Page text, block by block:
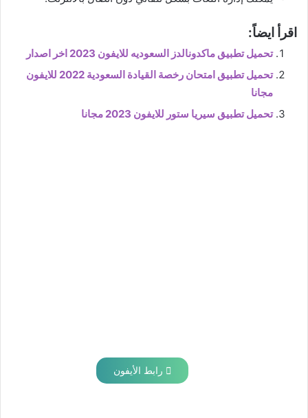
اقرأ ايضاً:
تحميل تطبيق ماكدونالدز السعوديه للايفون 2023 اخر اصدار
تحميل تطبيق امتحان رخصة القيادة السعودية 2022 للايفون
مجانا
تحميل تطبيق سيريا ستور للايفون 2023 مجانا
رابط الأيفون